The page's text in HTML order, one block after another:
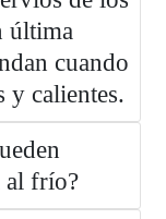
última
cuando
y calientes.
al frío?